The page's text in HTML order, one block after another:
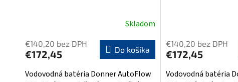
produktu
je
5,0
Skladom
€140,20 bez DPH
€172,45 Do košíka
Vodovodná batéria Donner AutoFlow
€140,20 bez DPH
€172,45
Vodovodná batéria